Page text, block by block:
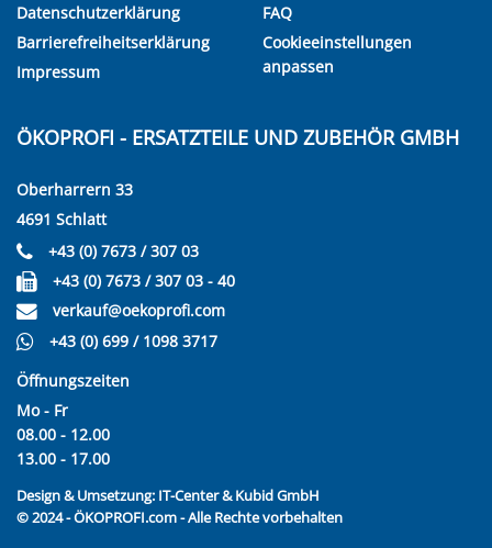
Datenschutzerklärung
Barrierefreiheitserklärung
Impressum
FAQ
Cookieeinstellungen
anpassen
ÖKOPROFI - ERSATZTEILE UND ZUBEHÖR GMBH
Oberharrern 33
4691 Schlatt
+43 (0) 7673 / 307 03
+43 (0) 7673 / 307 03 - 40
verkauf@oekoprofi.com
+43 (0) 699 / 1098 3717
Öffnungszeiten
Mo - Fr
08.00 - 12.00
13.00 - 17.00
Design & Umsetzung: IT-Center & Kubid GmbH
© 2024 - ÖKOPROFI.com - Alle Rechte vorbehalten